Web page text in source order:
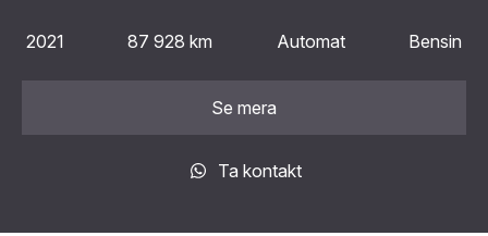
2021 87 928 km Automat Bensin
Se mera
Ta kontakt